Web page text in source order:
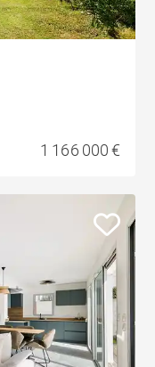
1 166 000 €